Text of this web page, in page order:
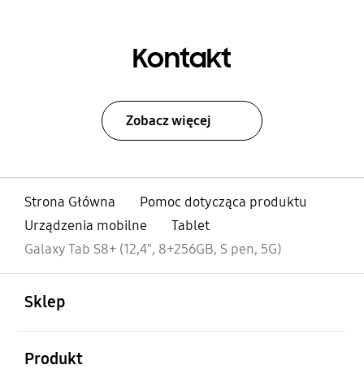
Kontakt
Zobacz więcej
Strona Główna
Pomoc dotycząca produktu
Urządzenia mobilne
Tablet
Galaxy Tab S8+ (12,4", 8+256GB, S pen, 5G)
Sklep
Produkt